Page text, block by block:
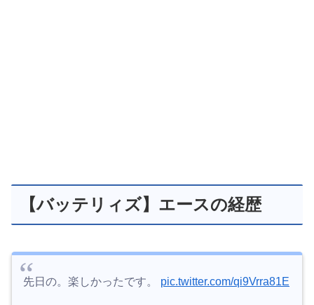
【バッテリィズ】エースの経歴
先日の。楽しかったです。 pic.twitter.com/qi9Vrra81E